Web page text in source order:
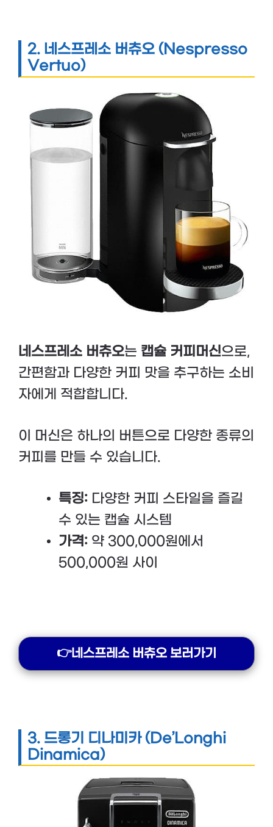
2. 네스프레소 버츄오 (Nespresso
Vertuo)
네스프레소 버츄오는 캡슐 커피머신으로,
간편함과 다양한 커피 맛을 추구하는 소비
자에게 적합합니다.
이 머신은 하나의 버튼으로 다양한 종류의
커피를 만들 수 있습니다.
특징: 다양한 커피 스타일을 즐길
수 있는 캡슐 시스템
가격: 약 300,000원에서
500,000원 사이
👉네스프레소 버츄오 보러가기
3. 드롱기 디나미카 (De’Longhi
Dinamica)